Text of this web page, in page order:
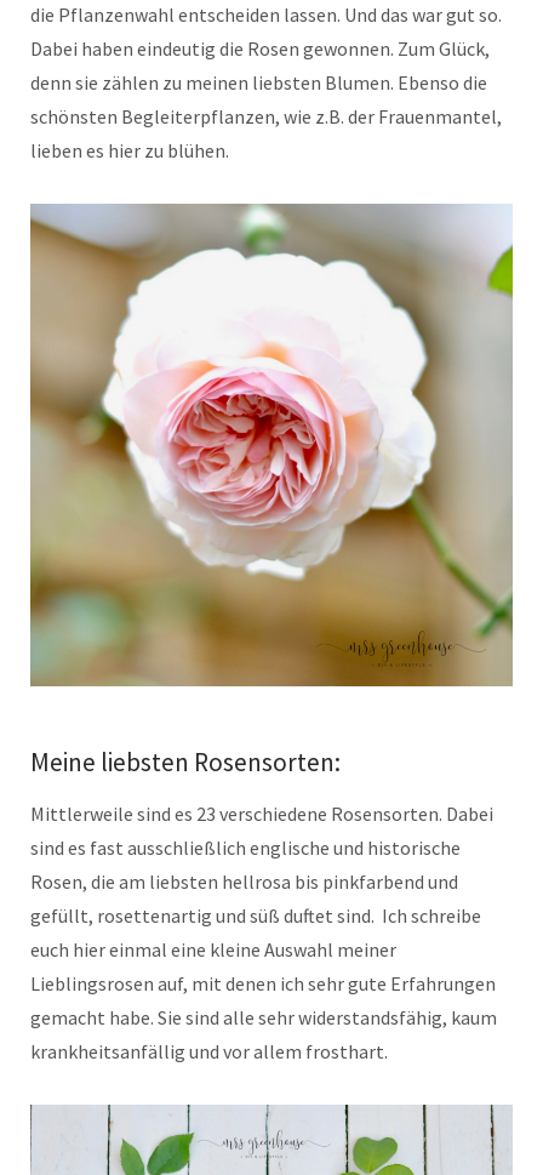
die Pflanzenwahl entscheiden lassen. Und das war gut so.
Dabei haben eindeutig die Rosen gewonnen. Zum Glück,
denn sie zählen zu meinen liebsten Blumen. Ebenso die
schönsten Begleiterpflanzen, wie z.B. der Frauenmantel,
lieben es hier zu blühen.
Meine liebsten Rosensorten:
Mittlerweile sind es 23 verschiedene Rosensorten. Dabei
sind es fast ausschließlich englische und historische
Rosen, die am liebsten hellrosa bis pinkfarbend und
gefüllt, rosettenartig und süß duftet sind. Ich schreibe
euch hier einmal eine kleine Auswahl meiner
Lieblingsrosen auf, mit denen ich sehr gute Erfahrungen
gemacht habe. Sie sind alle sehr widerstandsfähig, kaum
krankheitsanfällig und vor allem frosthart.